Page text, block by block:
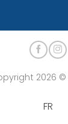
2026 ©
FR